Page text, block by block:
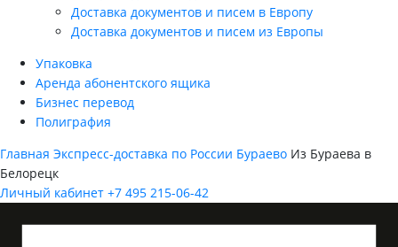
Доставка документов и писем в Европу
Доставка документов и писем из Европы
Упаковка
Аренда абонентского ящика
Бизнес перевод
Полиграфия
Главная Экспресс-доставка по России Бураево Из Бураева в
Белорецк
Личный кабинет +7 495 215-06-42